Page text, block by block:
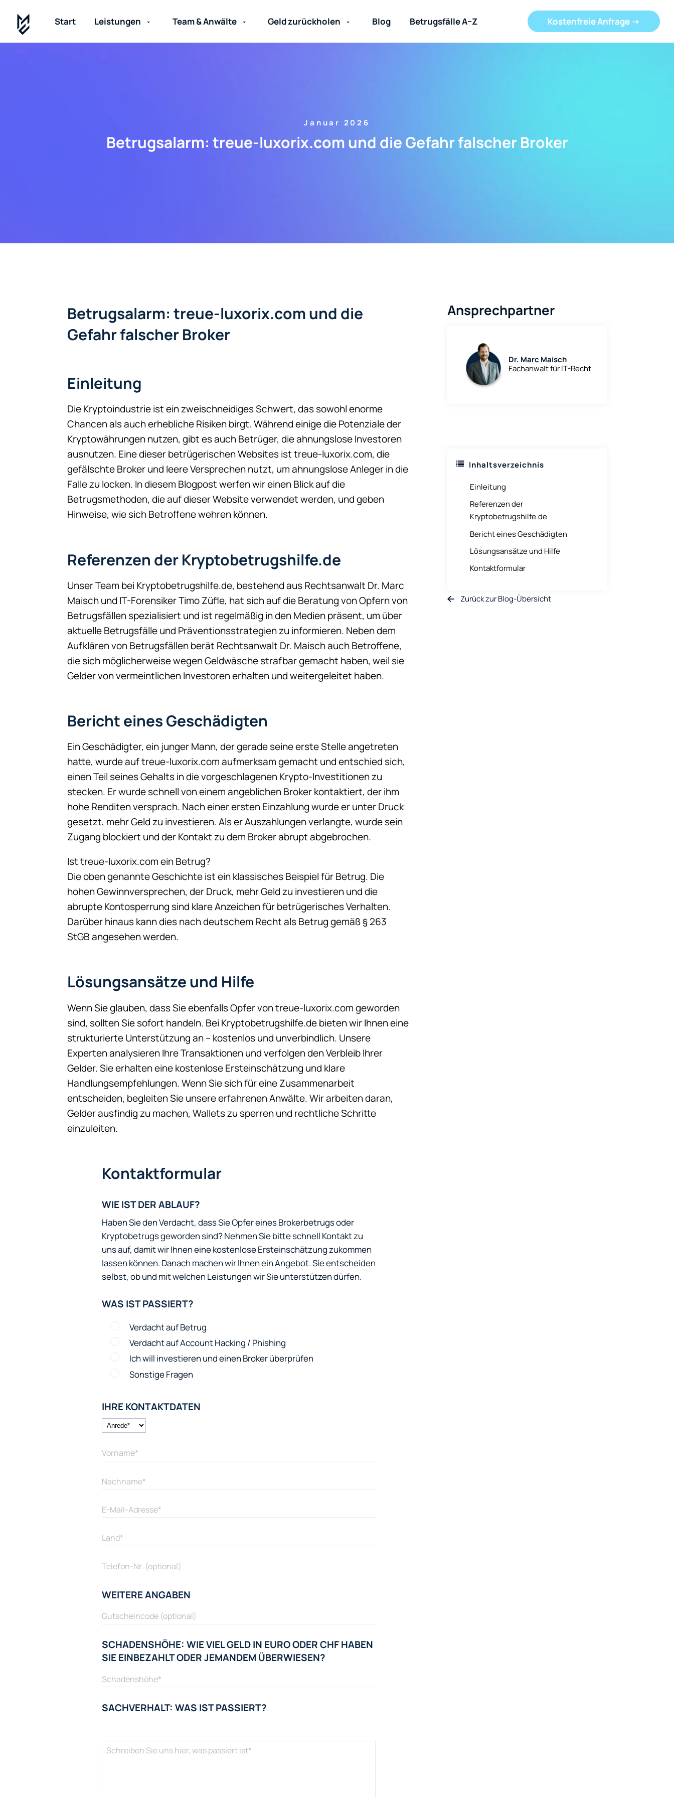
Start Leistungen Team & Anwälte Geld zurückholen Blog Betrugsfälle A–Z Kostenfreie Anfrage ->
Januar 2026
Betrugsalarm: treue-luxorix.com und die Gefahr falscher Broker
Betrugsalarm: treue-luxorix.com und die
Gefahr falscher Broker
Einleitung
Die Kryptoindustrie ist ein zweischneidiges Schwert, das sowohl enorme
Chancen als auch erhebliche Risiken birgt. Während einige die Potenziale der
Kryptowährungen nutzen, gibt es auch Betrüger, die ahnungslose Investoren
ausnutzen. Eine dieser betrügerischen Websites ist treue-luxorix.com, die
gefälschte Broker und leere Versprechen nutzt, um ahnungslose Anleger in die
Falle zu locken. In diesem Blogpost werfen wir einen Blick auf die
Betrugsmethoden, die auf dieser Website verwendet werden, und geben
Hinweise, wie sich Betroffene wehren können.
Referenzen der Kryptobetrugshilfe.de
Unser Team bei Kryptobetrugshilfe.de, bestehend aus Rechtsanwalt Dr. Marc
Maisch und IT-Forensiker Timo Züfle, hat sich auf die Beratung von Opfern von
Betrugsfällen spezialisiert und ist regelmäßig in den Medien präsent, um über
aktuelle Betrugsfälle und Präventionsstrategien zu informieren. Neben dem
Aufklären von Betrugsfällen berät Rechtsanwalt Dr. Maisch auch Betroffene,
die sich möglicherweise wegen Geldwäsche strafbar gemacht haben, weil sie
Gelder von vermeintlichen Investoren erhalten und weitergeleitet haben.
Bericht eines Geschädigten
Ein Geschädigter, ein junger Mann, der gerade seine erste Stelle angetreten
hatte, wurde auf treue-luxorix.com aufmerksam gemacht und entschied sich,
einen Teil seines Gehalts in die vorgeschlagenen Krypto-Investitionen zu
stecken. Er wurde schnell von einem angeblichen Broker kontaktiert, der ihm
hohe Renditen versprach. Nach einer ersten Einzahlung wurde er unter Druck
gesetzt, mehr Geld zu investieren. Als er Auszahlungen verlangte, wurde sein
Zugang blockiert und der Kontakt zu dem Broker abrupt abgebrochen.
Ist treue-luxorix.com ein Betrug?
Die oben genannte Geschichte ist ein klassisches Beispiel für Betrug. Die
hohen Gewinnversprechen, der Druck, mehr Geld zu investieren und die
abrupte Kontosperrung sind klare Anzeichen für betrügerisches Verhalten.
Darüber hinaus kann dies nach deutschem Recht als Betrug gemäß § 263
StGB angesehen werden.
Lösungsansätze und Hilfe
Wenn Sie glauben, dass Sie ebenfalls Opfer von treue-luxorix.com geworden
sind, sollten Sie sofort handeln. Bei Kryptobetrugshilfe.de bieten wir Ihnen eine
strukturierte Unterstützung an – kostenlos und unverbindlich. Unsere
Experten analysieren Ihre Transaktionen und verfolgen den Verbleib Ihrer
Gelder. Sie erhalten eine kostenlose Ersteinschätzung und klare
Handlungsempfehlungen. Wenn Sie sich für eine Zusammenarbeit
entscheiden, begleiten Sie unsere erfahrenen Anwälte. Wir arbeiten daran,
Gelder ausfindig zu machen, Wallets zu sperren und rechtliche Schritte
einzuleiten.
Kontaktformular
WIE IST DER ABLAUF?
Haben Sie den Verdacht, dass Sie Opfer eines Brokerbetrugs oder
Kryptobetrugs geworden sind? Nehmen Sie bitte schnell Kontakt zu
uns auf, damit wir Ihnen eine kostenlose Ersteinschätzung zukommen
lassen können. Danach machen wir Ihnen ein Angebot. Sie entscheiden
selbst, ob und mit welchen Leistungen wir Sie unterstützen dürfen.
WAS IST PASSIERT?
Verdacht auf Betrug
Verdacht auf Account Hacking / Phishing
Ich will investieren und einen Broker überprüfen
Sonstige Fragen
IHRE KONTAKTDATEN
WEITERE ANGABEN
SCHADENSHÖHE: WIE VIEL GELD IN EURO ODER CHF HABEN
SIE EINBEZAHLT ODER JEMANDEM ÜBERWIESEN?
SACHVERHALT: WAS IST PASSIERT?
Ansprechpartner
Dr. Marc Maisch
Fachanwalt für IT-Recht
Inhaltsverzeichnis
Einleitung
Referenzen der
Kryptobetrugshilfe.de
Bericht eines Geschädigten
Lösungsansätze und Hilfe
Kontaktformular
Zurück zur Blog-Übersicht